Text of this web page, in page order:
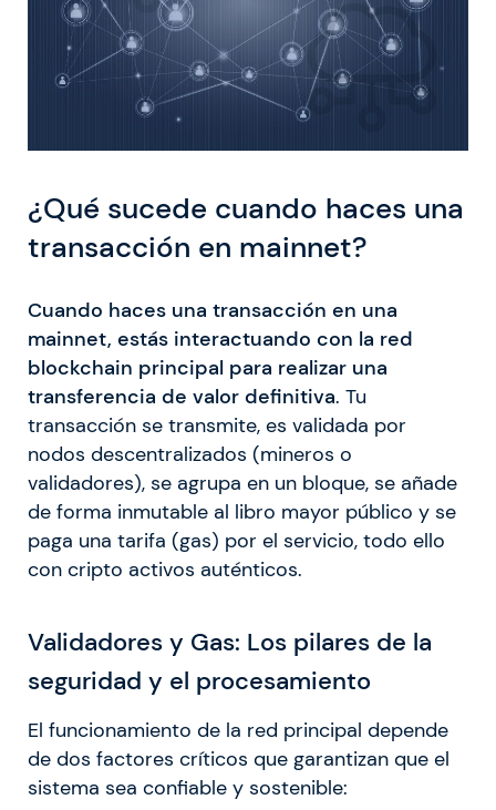
¿Qué sucede cuando haces una
transacción en mainnet?
Cuando haces una transacción en una
mainnet, estás interactuando con la red
blockchain principal para realizar una
transferencia de valor definitiva. Tu
transacción se transmite, es validada por
nodos descentralizados (mineros o
validadores), se agrupa en un bloque, se añade
de forma inmutable al libro mayor público y se
paga una tarifa (gas) por el servicio, todo ello
con cripto activos auténticos.
Validadores y Gas: Los pilares de la
seguridad y el procesamiento
El funcionamiento de la red principal depende
de dos factores críticos que garantizan que el
sistema sea confiable y sostenible: